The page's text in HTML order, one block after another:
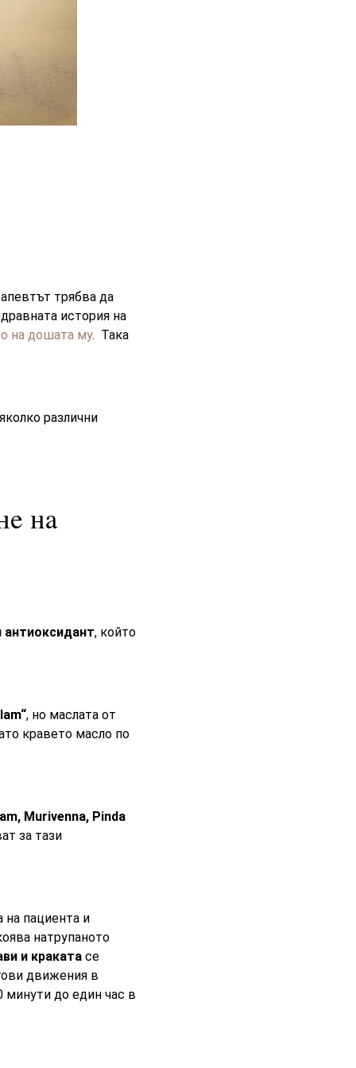
трябва да
история на
на дошата му. Така
различни
на
, който
, но маслата от
кравето масло по
Murivenna, Pinda
за тази
на пациента и
натрупаното
и кракатасе
движения в
до един час в